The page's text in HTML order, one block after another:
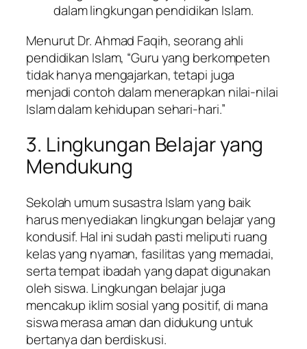
dalam lingkungan pendidikan Islam.
Menurut Dr. Ahmad Faqih, seorang ahli
pendidikan Islam, “Guru yang berkompeten
tidak hanya mengajarkan, tetapi juga
menjadi contoh dalam menerapkan nilai-nilai
Islam dalam kehidupan sehari-hari.”
3. Lingkungan Belajar yang
Mendukung
Sekolah umum susastra Islam yang baik
harus menyediakan lingkungan belajar yang
kondusif. Hal ini sudah pasti meliputi ruang
kelas yang nyaman, fasilitas yang memadai,
serta tempat ibadah yang dapat digunakan
oleh siswa. Lingkungan belajar juga
mencakup iklim sosial yang positif, di mana
siswa merasa aman dan didukung untuk
bertanya dan berdiskusi.